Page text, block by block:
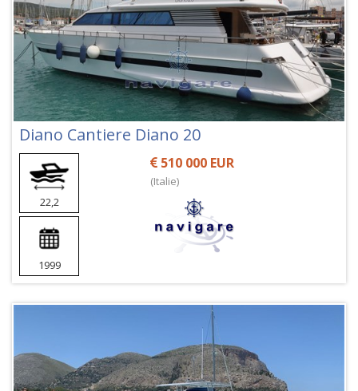
Diano Cantiere Diano 20
22,2
1999
510 000 EUR
(Italie)